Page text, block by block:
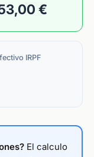
€
IRPF
El calculo